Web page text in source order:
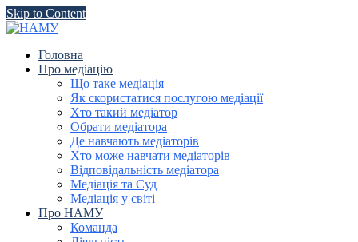
Skip to Content
Головна
Про медіацію
Що таке медіація
Як скористатися послугою медіації
Хто такий медіатор
Обрати медіатора
Де навчають медіаторів
Хто може навчати медіаторів
Відповідальність медіатора
Медіація та Суд
Медіація у світі
Про НАМУ
Команда